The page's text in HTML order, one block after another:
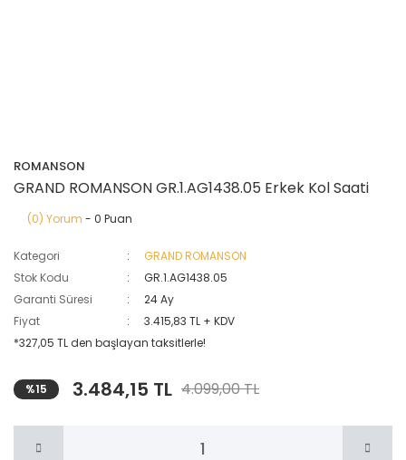
ROMANSON
GRAND ROMANSON GR.1.AG1438.05 Erkek Kol Saati
(0) Yorum - 0 Puan
Kategori
GRAND ROMANSON
Stok Kodu
GR.1.AG1438.05
Garanti Süresi
24 Ay
Fiyat
3.415,83 TL + KDV
*327,05 TL den başlayan taksitlerle!
%15 3.484,15 TL 4.099,00 TL